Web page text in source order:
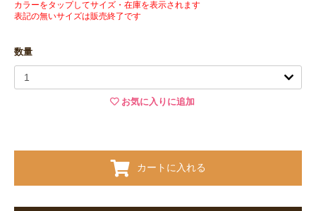
カラーをタップしてサイズ・在庫を表示されます
表記の無いサイズは販売終了です
数量
お気に入りに追加
カートに入れる